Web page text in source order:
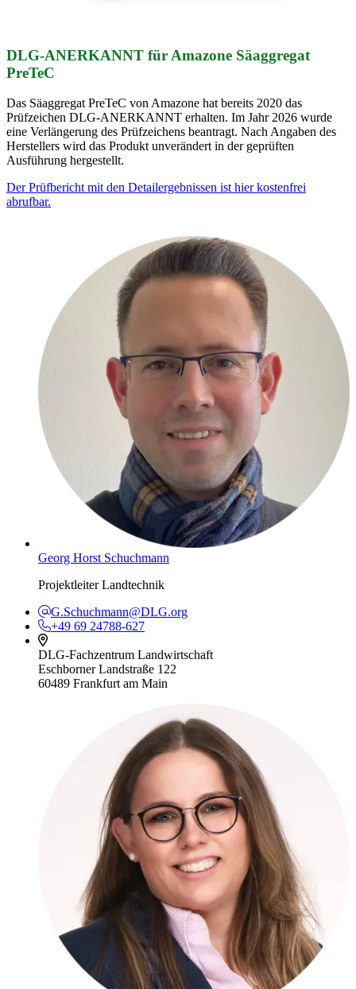
DLG-ANERKANNT für Amazone Säaggregat
PreTeC
Das Säaggregat PreTeC von Amazone hat bereits 2020 das
Prüfzeichen DLG-ANERKANNT erhalten. Im Jahr 2026 wurde
eine Verlängerung des Prüfzeichens beantragt. Nach Angaben des
Herstellers wird das Produkt unverändert in der geprüften
Ausführung hergestellt.
Der Prüfbericht mit den Detailergebnissen ist hier kostenfrei
abrufbar.
Georg Horst Schuchmann
Projektleiter Landtechnik
G.Schuchmann@DLG.org
+49 69 24788-627
DLG-Fachzentrum Landwirtschaft
Eschborner Landstraße 122
60489 Frankfurt am Main